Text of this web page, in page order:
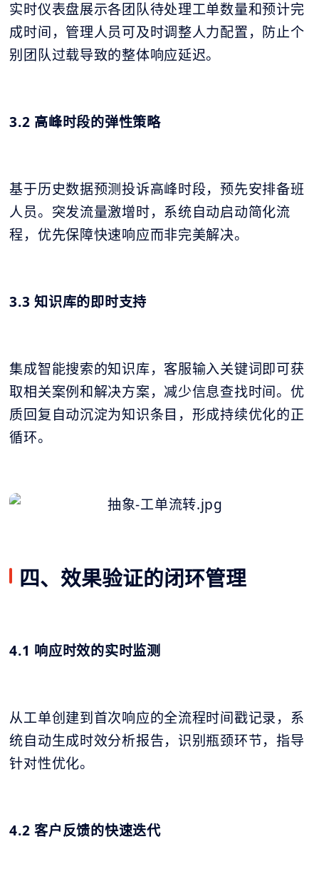
实时仪表盘展示各团队待处理工单数量和预计完
成时间，管理人员可及时调整人力配置，防止个
别团队过载导致的整体响应延迟。
3.2 高峰时段的弹性策略
基于历史数据预测投诉高峰时段，预先安排备班
人员。突发流量激增时，系统自动启动简化流
程，优先保障快速响应而非完美解决。
3.3 知识库的即时支持
集成智能搜索的知识库，客服输入关键词即可获
取相关案例和解决方案，减少信息查找时间。优
质回复自动沉淀为知识条目，形成持续优化的正
循环。
四、效果验证的闭环管理
4.1 响应时效的实时监测
从工单创建到首次响应的全流程时间戳记录，系
统自动生成时效分析报告，识别瓶颈环节，指导
针对性优化。
4.2 客户反馈的快速迭代